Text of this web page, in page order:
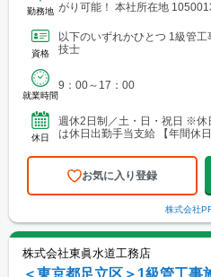
勤務地 がり可能！ 本社所在地 1050013 東京都港区浜松町2丁目10-6
資格
以下のいずれかひとつ 1級管
技士
就業時間
9：00～17：00
休日
週休2日制／土・日・祝日 ※休
は休日出勤手当
お気に入り登録
株式会社
株式会社東眞水道工務店
＜東京都足立区＞1級管工事